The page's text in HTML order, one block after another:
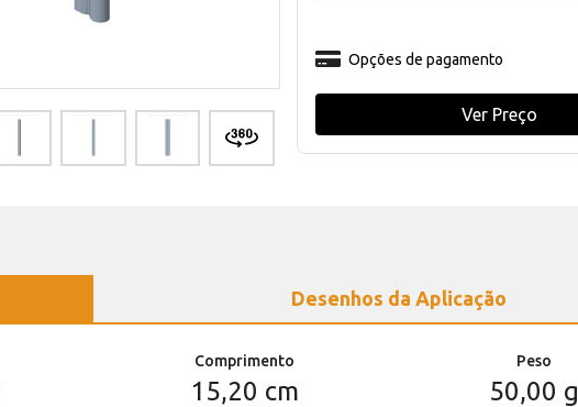
Opções de pagamento
Ver Preço
Desenhos da Aplicação
Comprimento
15,20 cm
Peso
50,00 g